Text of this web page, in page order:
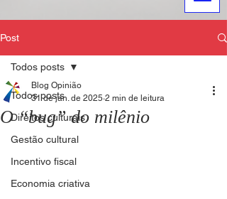
Post
Todos posts
Direitos culturais
Gestão cultural
Incentivo fiscal
Economia criativa
Todos posts
O “bug” do milênio
Blog Opinião
31 de jan. de 2025 2 min de leitura